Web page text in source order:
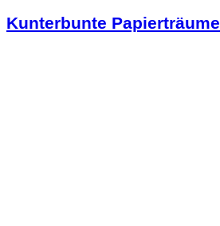
Kunterbunte Papierträume